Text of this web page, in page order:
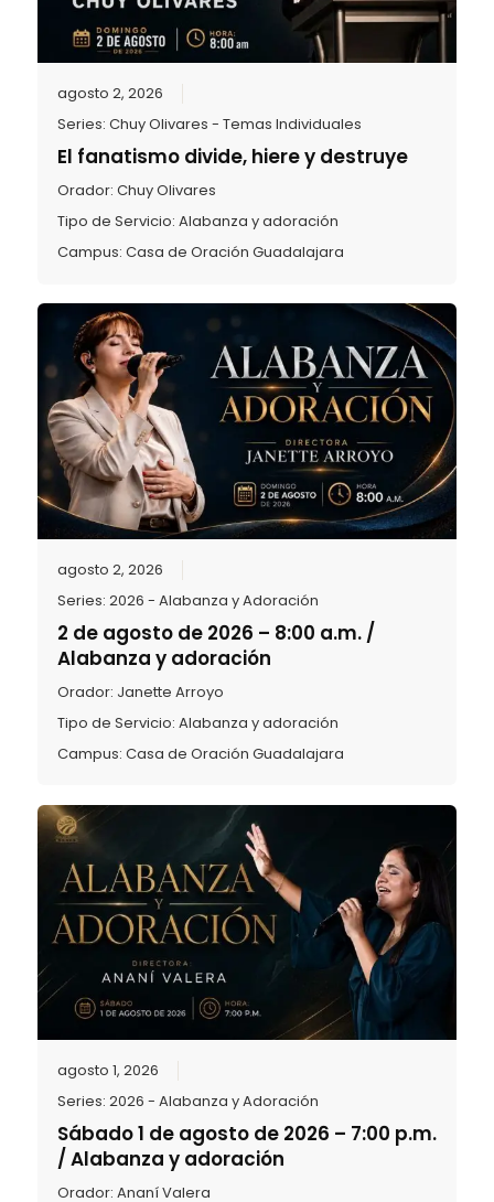
agosto 2, 2026
Series: Chuy Olivares - Temas Individuales
El fanatismo divide, hiere y destruye
Orador: Chuy Olivares
Tipo de Servicio: Alabanza y adoración
Campus: Casa de Oración Guadalajara
agosto 2, 2026
Series: 2026 - Alabanza y Adoración
2 de agosto de 2026 – 8:00 a.m. /
Alabanza y adoración
Orador: Janette Arroyo
Tipo de Servicio: Alabanza y adoración
Campus: Casa de Oración Guadalajara
agosto 1, 2026
Series: 2026 - Alabanza y Adoración
Sábado 1 de agosto de 2026 – 7:00 p.m.
/ Alabanza y adoración
Orador: Ananí Valera